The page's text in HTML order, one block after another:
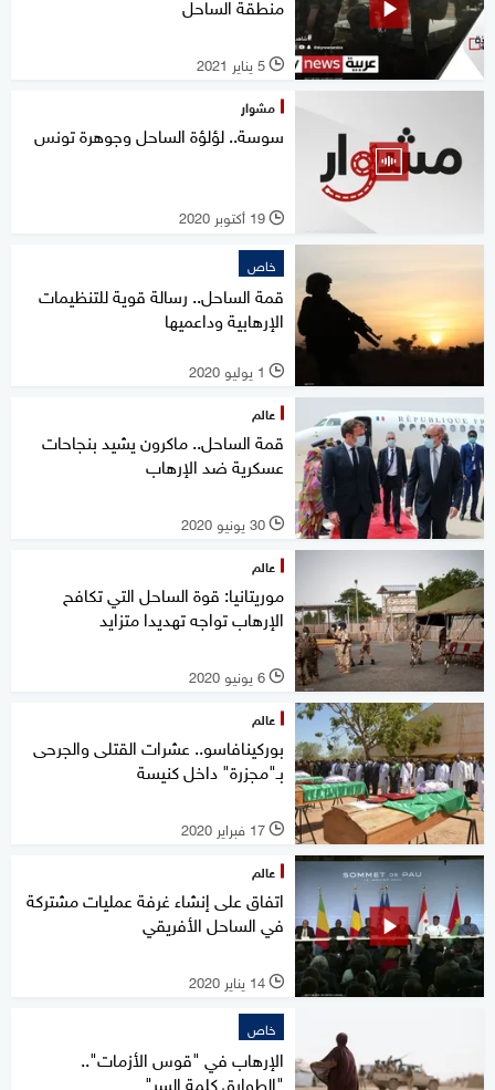
l 5 يناير 2021
مشوار
سوسة.. لؤلؤة الساحل وجوهرة تونس
l 19 أكتوبر 2020
خاص
قمة الساحل.. رسالة قوية للتنظيمات
الإرهابية وداعميها
l 1 يوليو 2020
عالم
قمة الساحل.. ماكرون يشيد بنجاحات
عسكرية ضد الإرهاب
l 30 يونيو 2020
عالم
موريتانيا: قوة الساحل التي تكافح
الإرهاب تواجه تهديدا متزايد
l 6 يونيو 2020
عالم
بوركينافاسو.. عشرات القتلى والجرحى
بـ"مجزرة" داخل كنيسة
l 17 فبراير 2020
عالم
اتفاق على إنشاء غرفة عمليات مشتركة
في الساحل الأفريقي
l 14 يناير 2020
خاص
الإرهاب في "قوس الأزمات"..
"الطوارق كلمة السر"